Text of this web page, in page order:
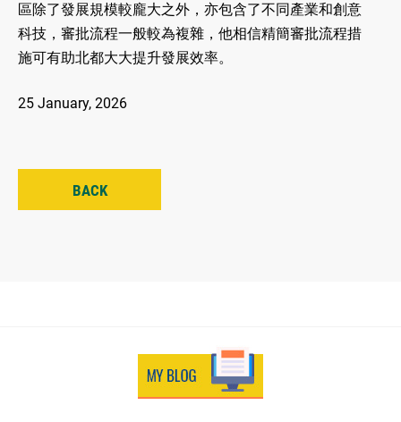
區除了發展規模較龐大之外，亦包含了不同產業和創意
科技，審批流程一般較為複雜，他相信精簡審批流程措
施可有助北都大大提升發展效率。
25 January, 2026
BACK